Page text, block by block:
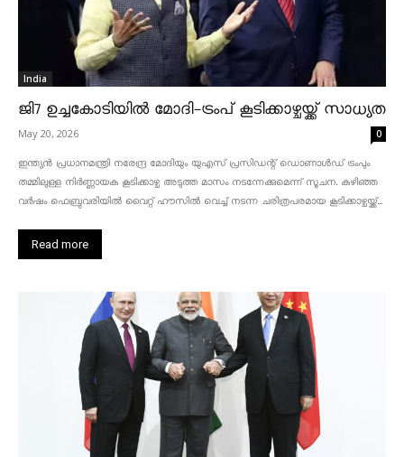
India
ജി7 ഉച്ചകോടിയിൽ മോദി-ട്രംപ് കൂടിക്കാഴ്ചയ്ക്ക് സാധ്യത
May 20, 2026 0
ഇന്ത്യൻ പ്രധാനമന്ത്രി നരേന്ദ്ര മോദിയും യുഎസ് പ്രസിഡന്റ് ഡൊണാൾഡ് ട്രംപും
തമ്മിലുള്ള നിർണ്ണായക കൂടിക്കാഴ്ച അടുത്ത മാസം നടന്നേക്കുമെന്ന് സൂചന. കഴിഞ്ഞ
വർഷം ഫെബ്രുവരിയിൽ വൈറ്റ് ഹൗസിൽ വെച്ച് നടന്ന ചരിത്രപരമായ കൂടിക്കാഴ്ചയ്ക്ക്...
Read more